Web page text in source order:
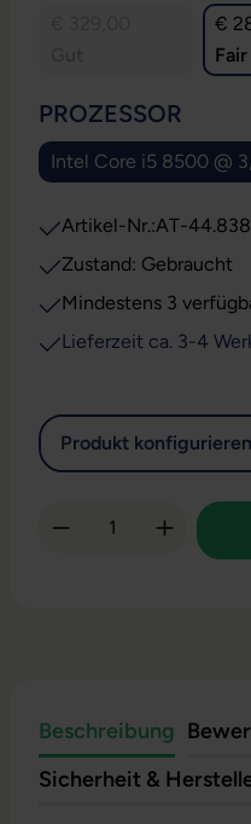
€
Fair
PROZESSOR
Intel Core i5 8500 @
Artikel-Nr.:AT-
Zustand: Gebraucht
Mindestens 3
Lieferzeit ca. 3-4
Produkt konfigurieren
Produkt Anzahl:
Beschreibung
Sicherheit &